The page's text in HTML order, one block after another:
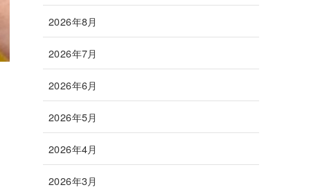
2026年8月
2026年7月
2026年6月
2026年5月
2026年4月
2026年3月